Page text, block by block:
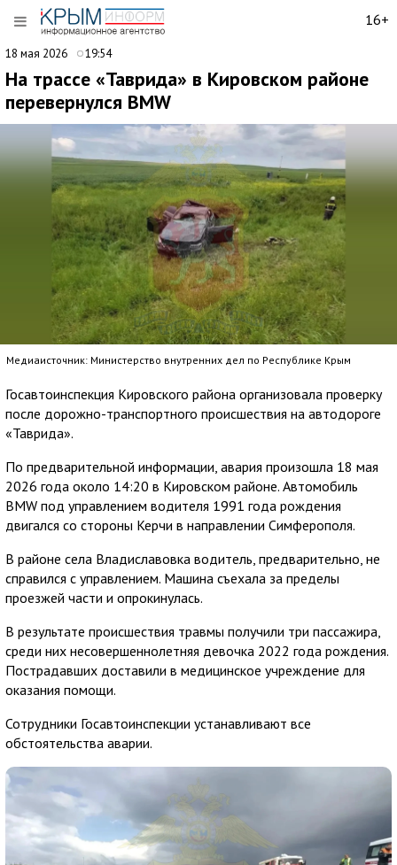
16+
18 мая 2026 19:54
На трассе «Таврида» в Кировском районе
перевернулся BMW
Медиаисточник: Министерство внутренних дел по Республике Крым
Госавтоинспекция Кировского района организовала проверку
после дорожно-транспортного происшествия на автодороге
«Таврида».
По предварительной информации, авария произошла 18 мая
2026 года около 14:20 в Кировском районе. Автомобиль
BMW под управлением водителя 1991 года рождения
двигался со стороны Керчи в направлении Симферополя.
В районе села Владиславовка водитель, предварительно, не
справился с управлением. Машина съехала за пределы
проезжей части и опрокинулась.
В результате происшествия травмы получили три пассажира,
среди них несовершеннолетняя девочка 2022 года рождения.
Пострадавших доставили в медицинское учреждение для
оказания помощи.
Сотрудники Госавтоинспекции устанавливают все
обстоятельства аварии.